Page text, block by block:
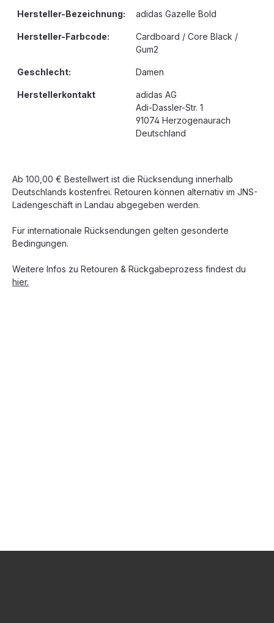
Hersteller-Bezeichnung: adidas Gazelle Bold
Hersteller-Farbcode:
Cardboard / Core Black /
Gum2
Geschlecht: Damen
Herstellerkontakt
adidas AG
Adi-Dassler-Str. 1
91074 Herzogenaurach
Deutschland
Ab 100,00 € Bestellwert ist die Rücksendung innerhalb
Deutschlands kostenfrei. Retouren können alternativ im JNS-
Ladengeschäft in Landau abgegeben werden.
Für internationale Rücksendungen gelten gesonderte
Bedingungen.
Weitere Infos zu Retouren & Rückgabeprozess findest du
hier.